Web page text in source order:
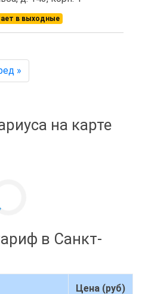
в выходные
»
на карте
в Санкт-
Цена (руб)